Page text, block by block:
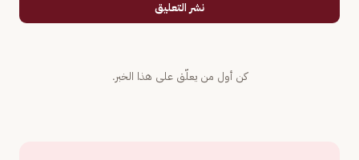
نشر التعليق
كن أول من يعلّق على هذا الخبر.